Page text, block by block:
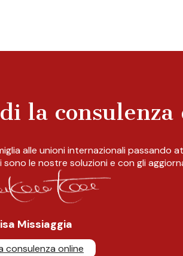
la
alle unioni internazionali passando
sono le nostre soluzioni e con gli
Missiaggia
consulenza online